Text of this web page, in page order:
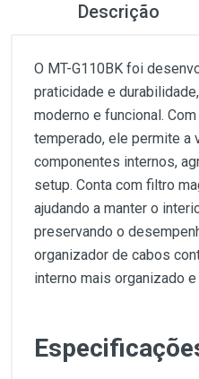
Descrição
O MT-G110BK foi
praticidade e
moderno e funcional.
temperado, ele permite a
componentes internos,
setup. Conta com filtro
ajudando a manter o
preservando o
organizador de cabos
interno mais organizado